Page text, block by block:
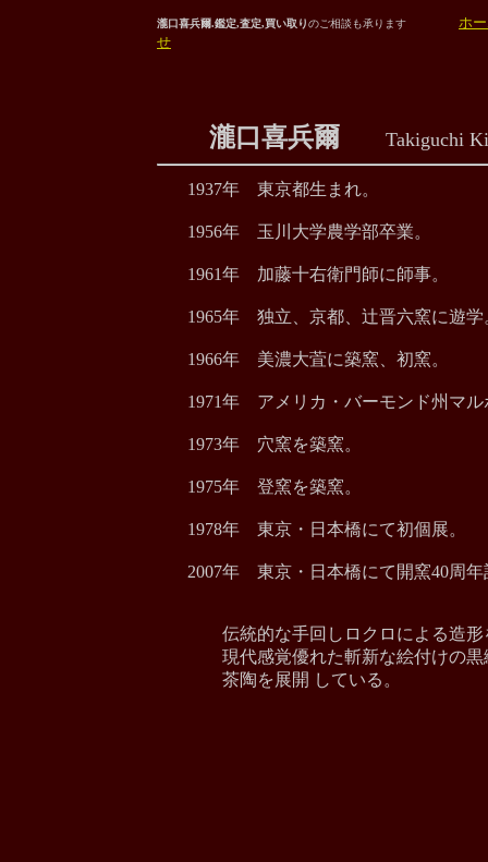
瀧口喜兵爾.鑑定,査定,買い取りのご相談も承ります
ホ
せ
瀧口喜兵爾 Takiguchi
1937年 東京都生まれ。
1956年 玉川大学農学部卒業。
1961年 加藤十右衛門師に師事。
1965年 独立、京都、辻晋六窯に遊学
1966年 美濃大萓に築窯、初窯。
1971年 アメリカ・バーモンド州マ
1973年 穴窯を築窯。
1975年 登窯を築窯。
1978年 東京・日本橋にて初個展。
2007年 東京・日本橋にて開窯40周年
伝統的な手回しロクロによる造
現代感覚優れた斬新な絵付けの黒
茶陶を展開 している。